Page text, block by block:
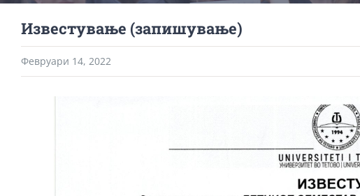
Известување (запишување)
Февруари 14, 2022